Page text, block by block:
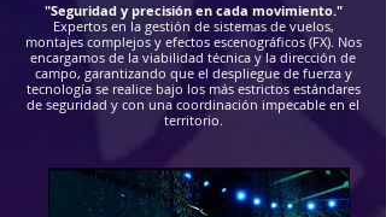
"Seguridad y precisión en cada movimiento."
Expertos en la gestión de sistemas de vuelos,
montajes complejos y efectos escenográficos (FX). Nos
encargamos de la viabilidad técnica y la dirección de
campo, garantizando que el despliegue de fuerza y
tecnología se realice bajo los más estrictos estándares
de seguridad y con una coordinación impecable en el
territorio.